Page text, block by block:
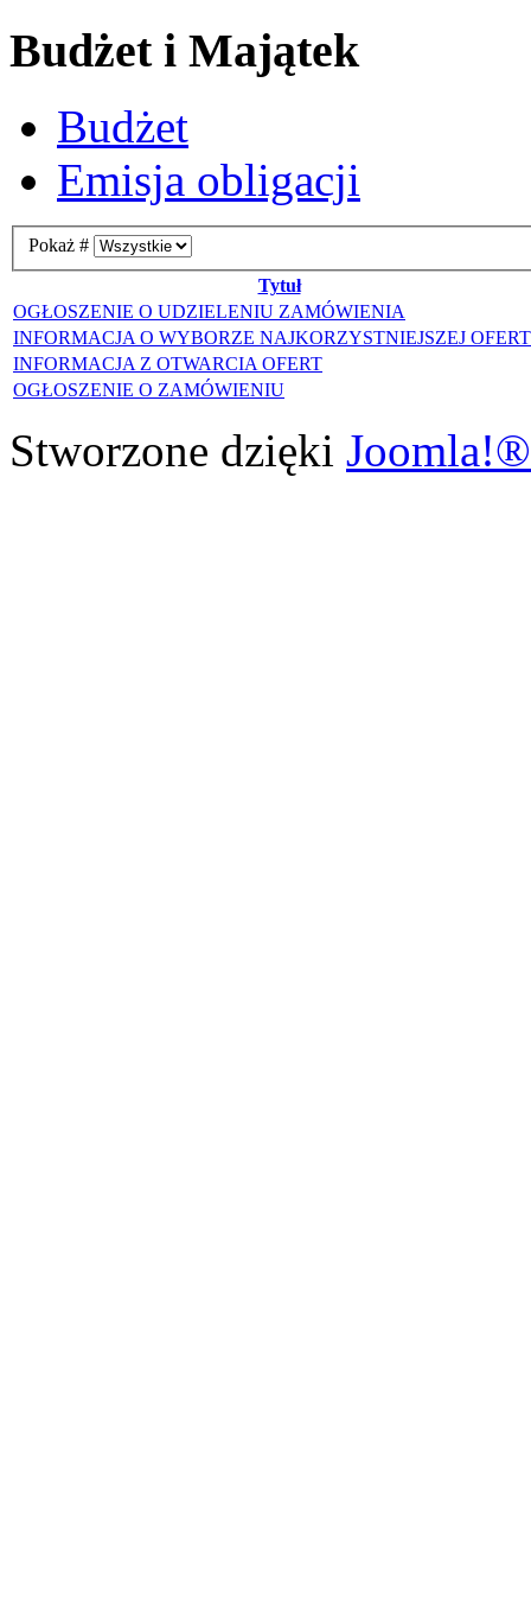
Budżet i Majątek
Budżet
Emisja obligacji
Pokaż #
Tytuł
OGŁOSZENIE O UDZIELENIU ZAMÓWIENIA
INFORMACJA O WYBORZE NAJKORZYSTNIEJSZEJ
INFORMACJA Z OTWARCIA OFERT
OGŁOSZENIE O ZAMÓWIENIU
Stworzone dzięki Joomla!®